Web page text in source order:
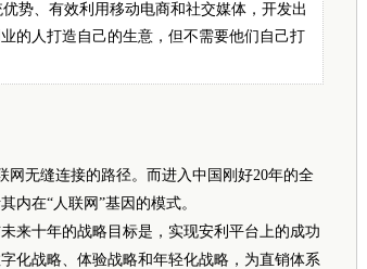
势、有效利用移动电商和社交媒体，开发出
的人打造自己的生意，但不需要他们自己打
无缝连接的路径。而进入中国刚好20年的全
内在“人联网”基因的模式。
十年的战略目标是，实现安利平台上的成功
化战略、体验战略和年轻化战略，为直销体系